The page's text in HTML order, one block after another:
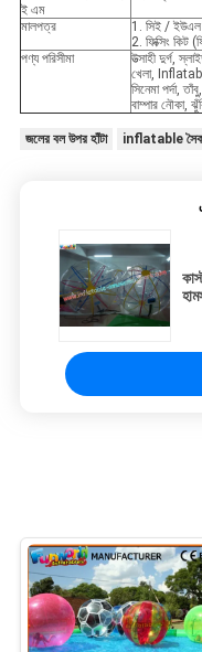
ই এম
মালপত্র
1. সিই / ইউএল
2. ফিক্সিং কিট
পণ্য পরিসীমা
উত্সাহী দুর্গ,
খেলা,
সিনেমা পর্দা,
বাম্পার নৌকা,
জলের বল উপর হাঁটা inflatable